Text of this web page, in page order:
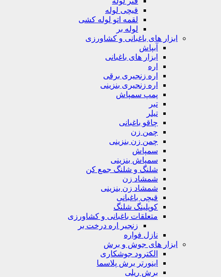
قیچی لوله
لقمه اتو لوله کشی
ابزار های باغبانی و کشاورزی
ابزار های باغبانی
اره زنجیری برقی
اره زنجیری بنزینی
پمپ سمپاش
چاقو باغبانی
چمن زن بنزینی
سمپاش بنزینی
شلنگ و شلنگ جمع کن
شمشاد زن
شمشاد زن بنزینی
قیچی باغبانی
کوپلینگ شلنگ
متعلقات باغبانی و کشاورزی
زنجیر اره درخت بر
نازل فواره
ابزار های جوش و برش
الکترود جوشکاری
اینورتر برش پلاسما
برش ریلی